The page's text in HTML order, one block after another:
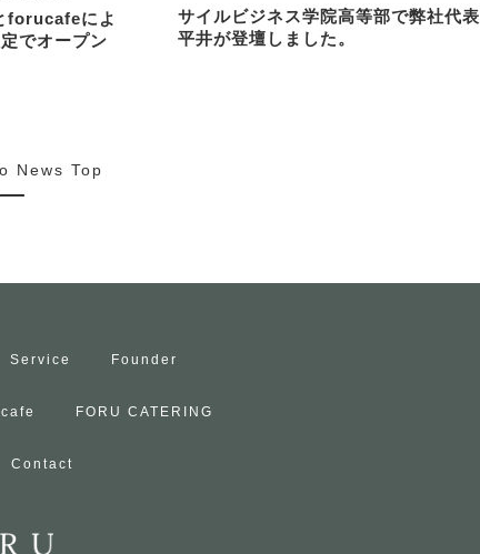
forucafeによ
でオープン
サイルビジネス学院高等部で弊社代表
平井が登壇しました。
News Top
Service Founder
FORU CATERING
Contact